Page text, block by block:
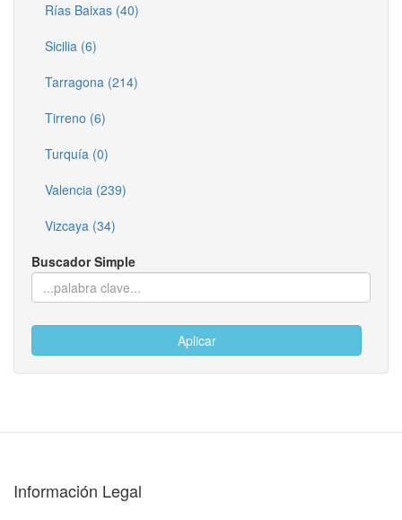
Rías Baixas (40)
Sicilia (6)
Tarragona (214)
Tirreno (6)
Turquía (0)
Valencia (239)
Vizcaya (34)
Buscador Simple
Aplicar
Información Legal